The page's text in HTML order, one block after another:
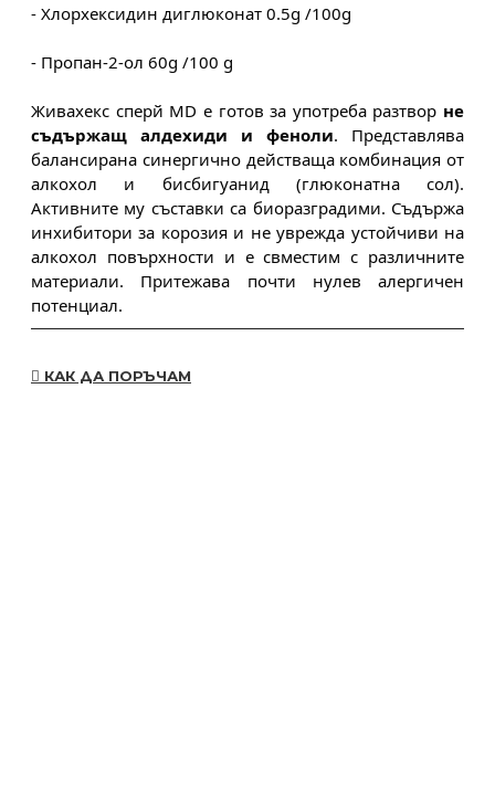
- Хлорхексидин диглюконат 0.5g /100g
- Пропан-2-ол 60g /100 g
Живахекс сперй MD е готов за употреба разтвор не
съдържащ алдехиди и феноли. Представлява
балансирана синергично действаща комбинация от
алкохол и бисбигуанид (глюконатна сол).
Активните му съставки са биоразградими. Съдържа
инхибитори за корозия и не уврежда устойчиви на
алкохол повърхности и е свместим с различните
материали. Притежава почти нулев алергичен
потенциал.
КАК ДА ПОРЪЧАМ